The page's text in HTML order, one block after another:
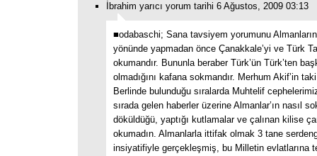
İbrahim yarıcı yorum tarihi 6 Ağustos, 2009 03:13
■odabaschi; Sana tavsiyem yorumunu
yönünde yapmadan önce Çanakkale’yi ve Türk
okumandır. Bununla beraber Türk’ün Türk’ten
olmadığını kafana sokmandır. Merhum Akif’in
Berlinde bulunduğu sıralarda Muhtelif
sırada gelen haberler üzerine Almanlar’ın nasıl
döküldüğü, yaptığı kutlamalar ve çalınan kilise
okumadın. Almanlarla ittifak olmak 3 tane
insiyatifiyle gerçekleşmiş, bu Milletin evlatlarına